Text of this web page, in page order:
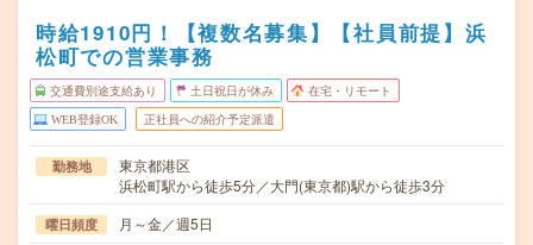
時給1910円！【複数名募集】【社員前提】浜
松町での営業事務
交通費別途支給あり 土日祝日が休み 在宅・リモート
WEB登録OK 正社員への紹介予定派遣
勤務地
東京都港区
浜松町駅から徒歩5分／大門(東京都)駅から徒歩3分
曜日頻度 月～金／週5日